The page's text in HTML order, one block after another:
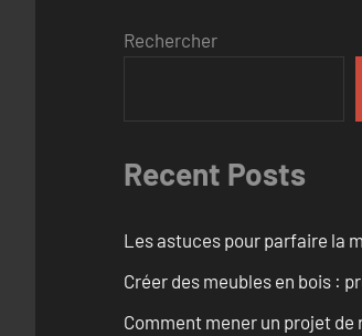
Rechercher
Recent Posts
Les astuces pour parfaire la
Créer des meubles en bois :
Comment mener un projet